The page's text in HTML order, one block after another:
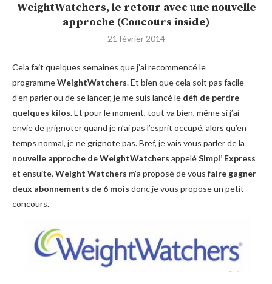
WeightWatchers, le retour avec une nouvelle
approche (Concours inside)
21 février 2014
Cela fait quelques semaines que j’ai recommencé le
programmeWeightWatchers. Et bien que cela soit pas facile
d’en parler ou de se lancer, je me suis lancé le défi de perdre
quelques kilos. Et pour le moment, tout va bien, même si j’ai
envie de grignoter quand je n’ai pas l’esprit occupé, alors qu’en
temps normal, je ne grignote pas. Bref, je vais vous parler de la
nouvelle approche de WeightWatchers appeléSimpl’ Express
et ensuite, Weight Watchers m’a proposé de vous faire gagner
deux abonnements de 6 mois donc je vous propose un petit
concours.